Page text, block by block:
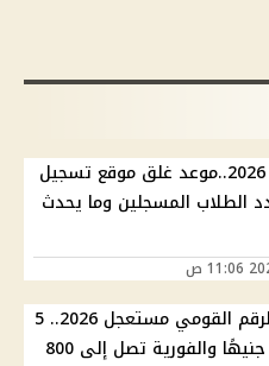
تنسيق الجامعات 2026..موعد غلق موقع تسجيل
الطلاب المسجلين وما يحدث
استخراج بطاقة الرقم القومي مستعجل 2026.. 5
فئات تبدأ من 50 جنيهًا والفورية تصل إلى 800